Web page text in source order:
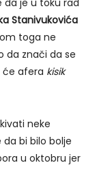
Stanivukovića
toga ne
da znači da se
će afera kisik
neke
bi bilo bolje
u oktobru jer